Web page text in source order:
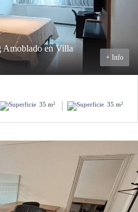
en Villa
+ Info
35 m² 35 m²